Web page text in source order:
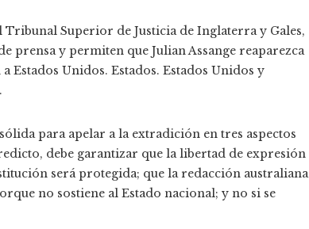
Superior de Justicia de Inglaterra y Gales,
prensa y permiten que Julian Assange reaparezca
Estados Unidos. Estados. Estados Unidos y
para apelar a la extradición en tres aspectos
debe garantizar que la libertad de expresión
será protegida; que la redacción australiana
no sostiene al Estado nacional; y no si se